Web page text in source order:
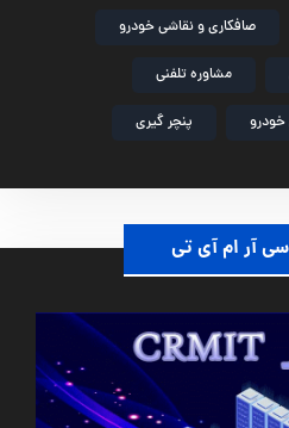
صافکاری و نقاشی خودرو
مشاوره تلفنی
خودرو پنچر گیری
سی آر ام آی تی